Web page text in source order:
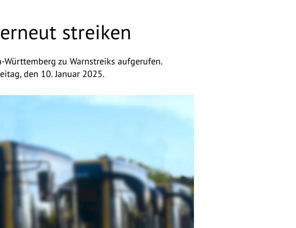
streiken
zu Warnstreiks aufgerufen.
den 10. Januar 2025.